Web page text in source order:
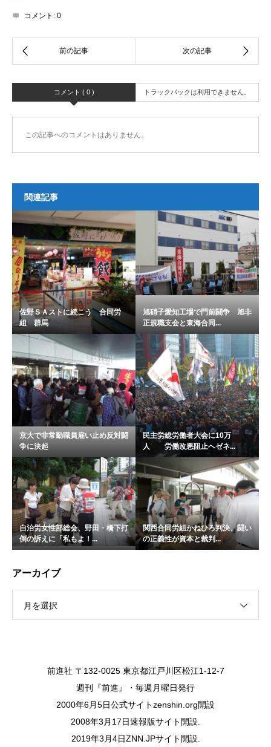
コメント: 0
コメント ( 0 ) トラックバックは利用できません。
この記事へのコメントはありません。
関連記事
佐野ＳＡストに続こう 合同労
組 群馬
旭硝子愛知工場で門前闘争 旭非
正規職支会と東海合同...
京大で非常勤職員雇い止め反対闘
争に決起
民主労総労働者大会に10万
人 労働改悪阻止へゼネ...
自治労女性部総会、野田・橋下打
倒の訴えに「私もよ！...
関西合同労組かねひろ判決、闘い
の正義性が資本と裁判...
アーカイブ
月を選択
前進社 〒132-0025 東京都江戸川区松江1-12-7
週刊『前進』・毎週月曜日発行
2000年6月5日公式サイトzenshin.org開設
2008年3月17日速報版サイト開設.
2019年3月4日ZNN.JPサイト開設.